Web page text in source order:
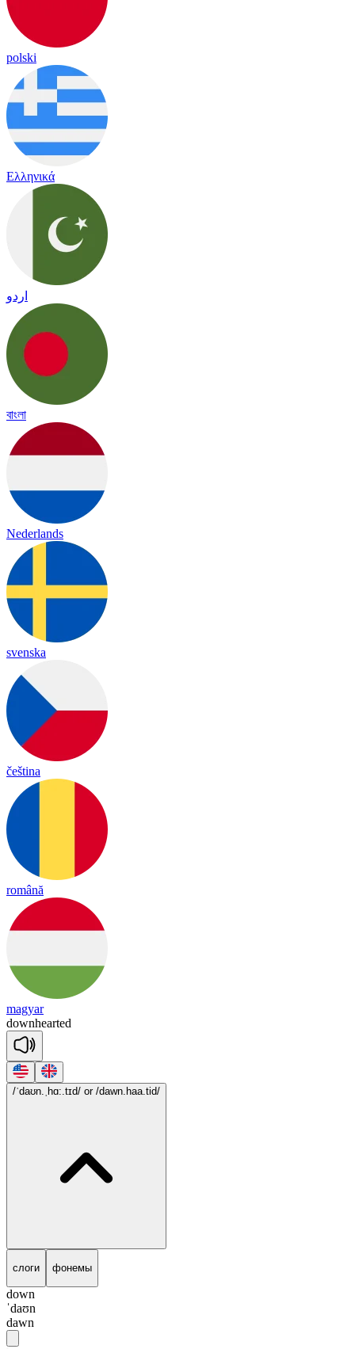
polski
Ελληνικά
اردو
বাংলা
Nederlands
svenska
čeština
română
magyar
downhearted
/ˈdaʊn.ˌhɑ:.tɪd/ or /dawn.haa.tid/
слоги фонемы
down
ˈdaʊn
dawn